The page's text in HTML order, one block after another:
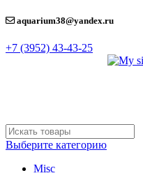
aquarium38@yandex.ru
+7 (3952) 43-43-25
Выберите категорию
Misc